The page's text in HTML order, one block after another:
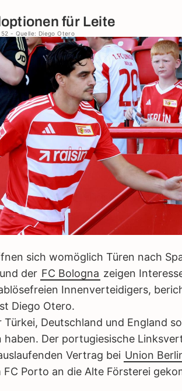
für Leite
- Quelle: Diego Otero
sich womöglich Türen nach
und der FC Bologna zeigen
Innenverteidigers,
Diego Otero.
Türkei, Deutschland und England
Der portugiesische
Vertrag bei Union
Porto an die Alte Försterei